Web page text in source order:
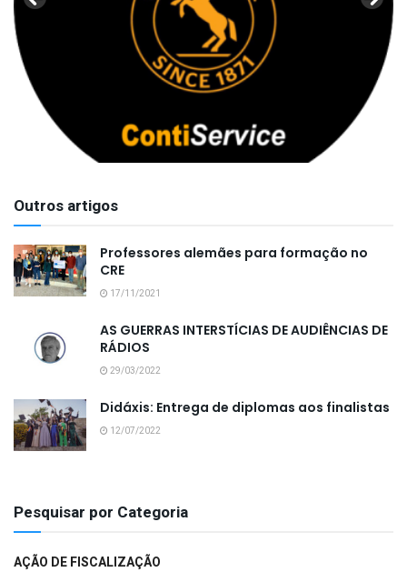
Outros artigos
Professores alemães para formação no
CRE
17/11/2021
AS GUERRAS INTERSTÍCIAS DE AUDIÊNCIAS DE
RÁDIOS
29/03/2022
Didáxis: Entrega de diplomas aos finalistas
12/07/2022
Pesquisar por Categoria
AÇÃO DE FISCALIZAÇÃO